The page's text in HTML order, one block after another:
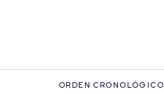
ORDEN CRONOLÓGICO